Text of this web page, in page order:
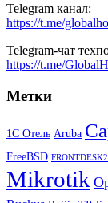
Telegram канал:
https://t.me/
Telegram-чат
https://t.me/
Метки
1С Отель Aruba
FreeBSD
Mikrotik